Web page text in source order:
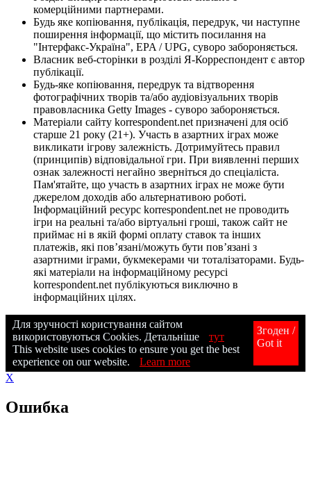
комерційними партнерами.
Будь яке копіювання, публікація, передрук, чи наступне
поширення інформації, що містить посилання на
"Інтерфакс-Україна", EPA / UPG, суворо забороняється.
Власник веб-сторінки в розділі Я-Корреспондент є автор
публікації.
Будь-яке копіювання, передрук та відтворення
фотографічних творів та/або аудіовізуальних творів
правовласника Getty Images - суворо забороняється.
Матеріали сайту korrespondent.net призначені для осіб
старше 21 року (21+). Участь в азартних іграх може
викликати ігрову залежність. Дотримуйтесь правил
(принципів) відповідальної гри. При виявленні перших
ознак залежності негайно зверніться до спеціаліста.
Пам'ятайте, що участь в азартних іграх не може бути
джерелом доходів або альтернативою роботі.
Інформаційний ресурс korrespondent.net не проводить
ігри на реальні та/або віртуальні гроші, також сайт не
приймає ні в якій формі оплату ставок та інших
платежів, які пов’язані/можуть бути пов’язані з
азартними іграми, букмекерами чи тоталізаторами. Будь-
які матеріали на інформаційному ресурсі
korrespondent.net публікуються виключно в
інформаційних цілях.
Для зручності користування сайтом
використовуються Cookies. Детальніше
тут
This website uses cookies to ensure you get the best
experience on our website.
Learn more
Згоден /
Got it
X
Ошибка